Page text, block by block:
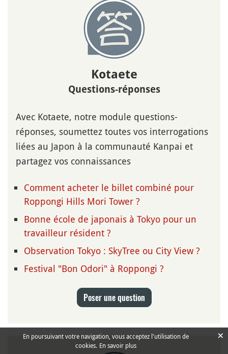
Kotaete
Questions-réponses
Avec Kotaete, notre module questions-
réponses, soumettez toutes vos interrogations
liées au Japon à la communauté Kanpai et
partagez vos connaissances
Comment acheter le billet combiné pour
Roppongi Hills Mori Tower ?
Bonne école de japonais à Tokyo pour un
travailleur résident ?
Observation Tokyo : SkyTree ou City View ?
Festival "Bon Odori" à Roppongi ?
Poser une question
En poursuivant votre navigation, vous acceptez l'utilisation de
cookies. En savoir plus
×